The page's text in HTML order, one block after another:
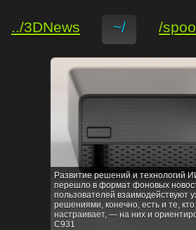
../3DNews ~/ /
Развитие решений и технологий
перешло в формат фоновых
пользователей взаимодействуют
решениями, конечно, есть и те,
настраивает, — на них и
C931